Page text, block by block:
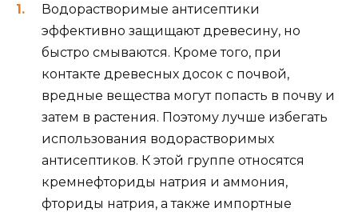
Водорастворимые антисептики
эффективно защищают древесину, но
быстро смываются. Кроме того, при
контакте древесных досок с почвой,
вредные вещества могут попасть в почву и
затем в растения. Поэтому лучше избегать
использования водорастворимых
антисептиков. К этой группе относятся
кремнефториды натрия и аммония,
фториды натрия, а также импортные